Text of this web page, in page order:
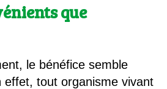
que
le bénéfice semble
effet, tout organisme vivant